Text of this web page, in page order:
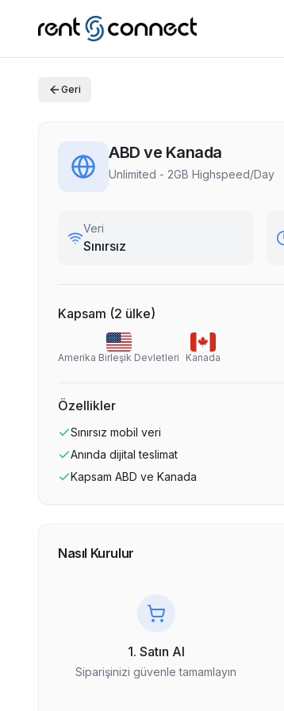
Geri
ABD ve Kanada
Unlimited - 2GB Highspeed/Day
Veri
Sınırsız
Kapsam (2 ülke)
Amerika Birleşik Devletleri Kanada
Özellikler
Sınırsız mobil veri
Anında dijital teslimat
Kapsam ABD ve Kanada
Nasıl Kurulur
1. Satın Al
Siparişinizi güvenle tamamlayın